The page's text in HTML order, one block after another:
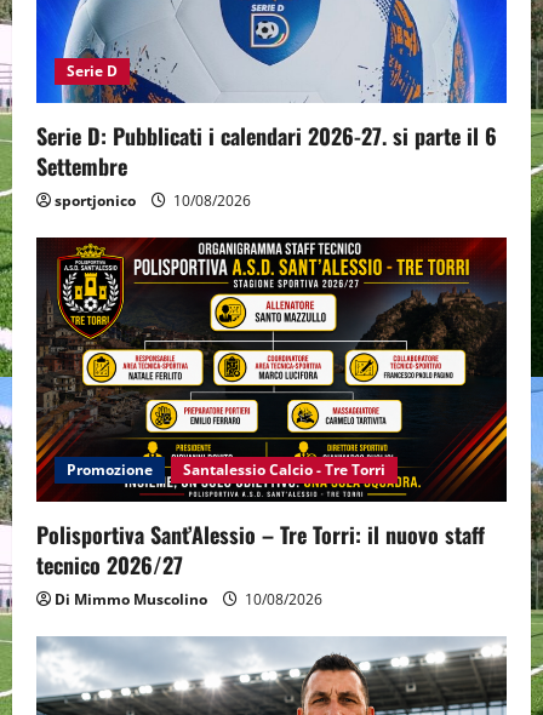
Serie D
Serie D: Pubblicati i calendari 2026-27. si parte il 6
Settembre
sportjonico 10/08/2026
Promozione Santalessio Calcio - Tre Torri
Polisportiva Sant’Alessio – Tre Torri: il nuovo staff
tecnico 2026/27
Di Mimmo Muscolino 10/08/2026